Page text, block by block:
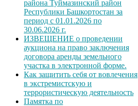
района Туймазинский район
Республики Башкортостан за
период с 01.01.2026 по
30.06.2026 г.
ИЗВЕЩЕНИЕ о проведении
аукциона на право заключения
договора аренды земельного
участка в электронной форме.
Как защитить себя от вовлечения
в экстремистскую и
террористическую деятельность
Памятка по